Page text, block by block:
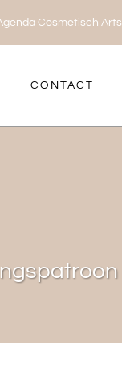
Cosmetisch Arts
CONTACT